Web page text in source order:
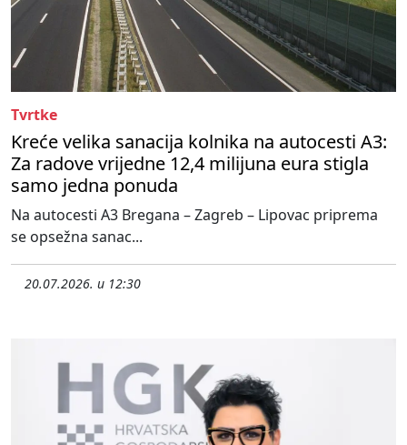
Tvrtke
Kreće velika sanacija kolnika na autocesti A3:
Za radove vrijedne 12,4 milijuna eura stigla
samo jedna ponuda
Na autocesti A3 Bregana – Zagreb – Lipovac priprema
se opsežna sanac...
20.07.2026. u 12:30